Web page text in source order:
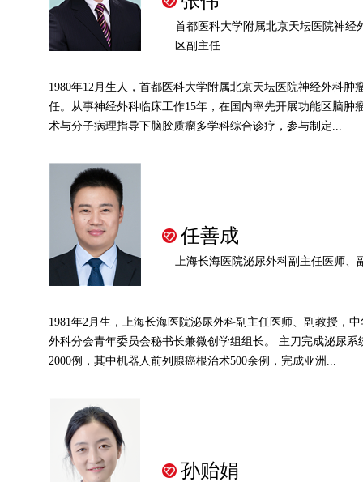
首都医科大学附属北京天坛医院神经
区副主任
1980年12月生人，首都医科大学附属北京天坛医院神经外科肿
任。从事神经外科临床工作15年，在国内率先开展功能区脑肿
术与分子病理指导下脑胶质瘤多学科综合诊疗，参与制定...
任善成
上海长海医院泌尿外科副主任医师、
1981年2月生，上海长海医院泌尿外科副主任医师、副教授，
外科分会青年委员会秘书长兼微创学组组长。 主刀完成泌尿系
2000例，其中机器人前列腺癌根治术500余例，完成亚洲...
孙贻娟